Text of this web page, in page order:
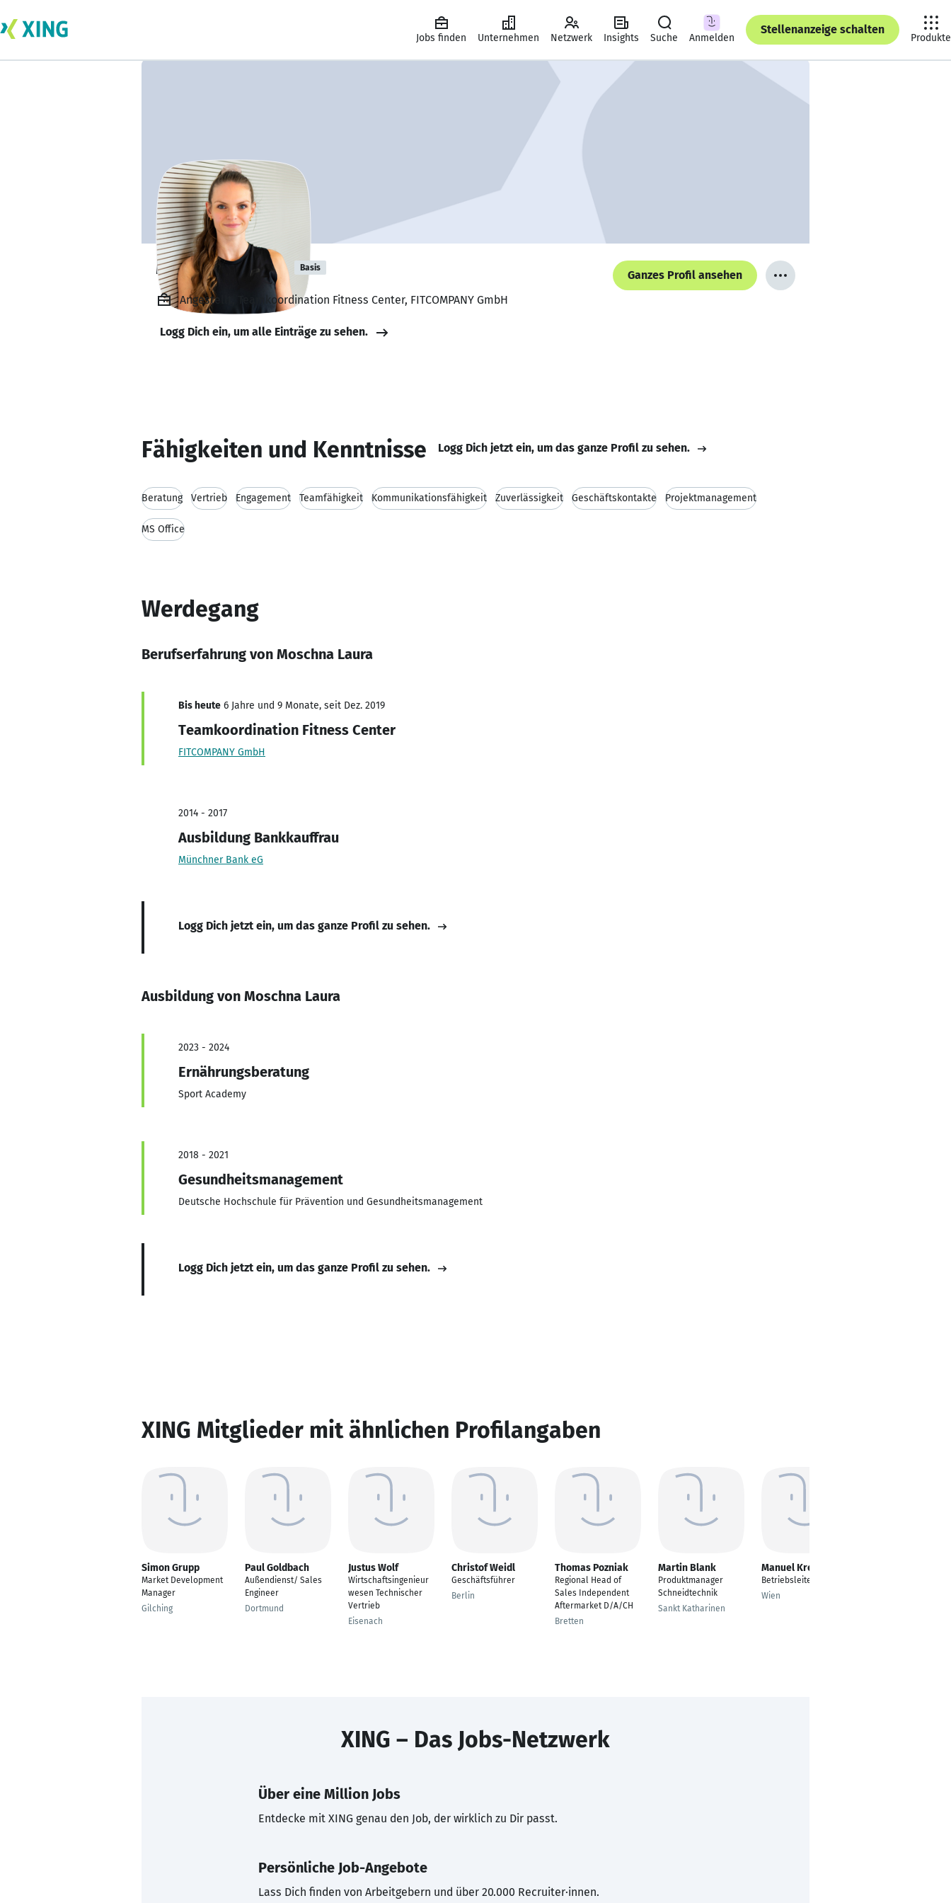
Jobs finden Unternehmen Netzwerk Insights Suche Anmelden
Stellenanzeige schalten
Produkte
Moschna Laura Basis
Ganzes Profil ansehen
Angestellt, Teamkoordination Fitness Center, FITCOMPANY GmbH
Logg Dich ein, um alle Einträge zu sehen.
Fähigkeiten und Kenntnisse Logg Dich jetzt ein, um das ganze Profil zu sehen.
Beratung Vertrieb Engagement Teamfähigkeit Kommunikationsfähigkeit Zuverlässigkeit Geschäftskontakte Projektmanagement
MS Office
Werdegang
Berufserfahrung von Moschna Laura
Bis heute 6 Jahre und 9 Monate, seit Dez. 2019
Teamkoordination Fitness Center
FITCOMPANY GmbH
2014 - 2017
Ausbildung Bankkauffrau
Münchner Bank eG
Logg Dich jetzt ein, um das ganze Profil zu sehen.
Ausbildung von Moschna Laura
2023 - 2024
Ernährungsberatung
Sport Academy
2018 - 2021
Gesundheitsmanagement
Deutsche Hochschule für Prävention und Gesundheitsmanagement
Logg Dich jetzt ein, um das ganze Profil zu sehen.
XING Mitglieder mit ähnlichen Profilangaben
Simon Grupp
Market Development
Manager
Gilching
Paul Goldbach
Außendienst/ Sales
Engineer
Dortmund
Justus Wolf
Wirtschaftsingenieur
wesen Technischer
Vertrieb
Eisenach
Christof Weidl
Geschäftsführer
Berlin
Thomas Pozniak
Regional Head of
Sales Independent
Aftermarket D/A/CH
Bretten
Martin Blank
Produktmanager
Schneidtechnik
Sankt Katharinen
Manuel Kreuter
Betriebsleiter
Wien
XING – Das Jobs-Netzwerk
Über eine Million Jobs
Entdecke mit XING genau den Job, der wirklich zu Dir passt.
Persönliche Job-Angebote
Lass Dich finden von Arbeitgebern und über 20.000 Recruiter·innen.